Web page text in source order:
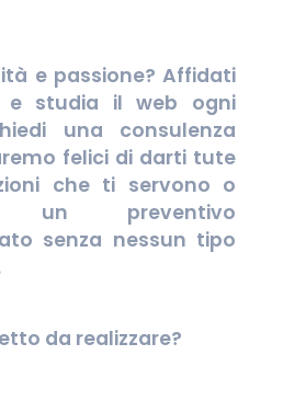
e passione? Affidati
studia il web ogni
una consulenza
felici di darti tute
che ti servono o
un preventivo
senza nessun tipo
da realizzare?